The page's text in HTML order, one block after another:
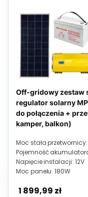
Off-gridowy zestaw
regulator solarny
do połączenia +
kamper, balkon)
Moc stała przetwornicy:
Pojemność
Napięcie instalacji: 12V
Moc panelu: 180W
Cena
1 899,99 zł